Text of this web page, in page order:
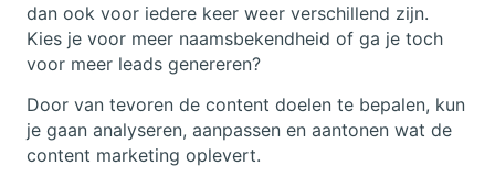
dan ook voor iedere keer weer verschillend zijn.
Kies je voor meer naamsbekendheid of ga je toch
voor meer leads genereren?
Door van tevoren de content doelen te bepalen, kun
je gaan analyseren, aanpassen en aantonen wat de
content marketing oplevert.